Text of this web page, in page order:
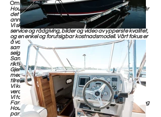
Om oss:
House of Yachts er din selvsagte samarbeidspartner når
det kommer til kjøp og salg av båt i
annenhåndsmarkedet.
Vi skiller oss fra våre konkurrenter ved å tilby personlig
service og rådgiving, bilder og video av ypperste kvalitet,
og en enkel og forutsigbar kostnadsmodell. Vårt fokus er
å være en markedsledende aktør og
samarbeidspartner, enten du er i markedet for å kjøpe,
selge, bytte eller chartre.
Sammen kartlegger vi dine behov og ønsker, og finner
riktig løsning for deg.
Gjennom et etablert internasjonalt nettverk kan vi bistå
med å fremskaffe de fleste båter for import, eller
tilrettelegge for ditt båthold i utlandet.
Vi kan bistå med frakt, forsikring, finansiering,
verdivurdering og verditakst.
Vi tar forbehold om eventuelle feil i salgsoppgaven.
Fartøyet selges “as is”. Kjøpet er regulert av kjøpsloven og
House of Yachts AS er kun mellomann og således ikke
part i kjøpekontrakten.